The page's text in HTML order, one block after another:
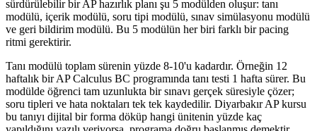
sürdürülebilir bir AP hazırlık planı şu 5 modülden oluşur: tanı
modülü, içerik modülü, soru tipi modülü, sınav simülasyonu modülü
ve geri bildirim modülü. Bu 5 modülün her biri farklı bir pacing
ritmi gerektirir.
Tanı modülü toplam sürenin yüzde 8-10'u kadardır. Örneğin 12
haftalık bir AP Calculus BC programında tanı testi 1 hafta sürer. Bu
modülde öğrenci tam uzunlukta bir sınavı gerçek süresiyle çözer;
soru tipleri ve hata noktaları tek tek kaydedilir. Diyarbakır AP kursu
bu tanıyı dijital bir forma döküp hangi ünitenin yüzde kaç